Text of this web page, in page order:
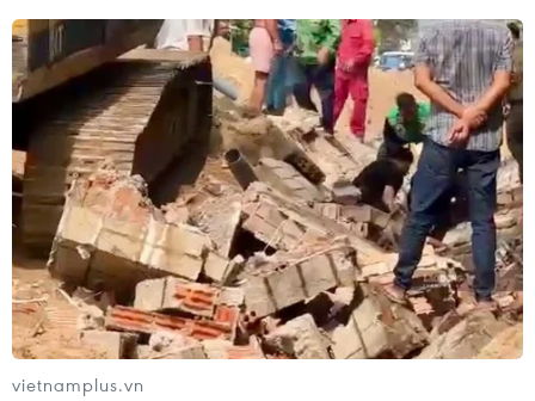
TIN CÙNG CHUYÊN MỤC
Xe tải va chạm xe máy tại Đắk Lắk
làm hai người thương vong
08/08/2026 14:58
vietnamplus.vn